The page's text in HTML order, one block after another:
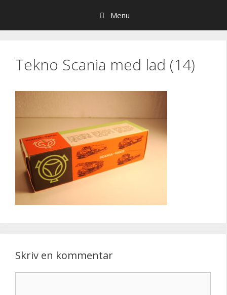
indhold
Menu
Tekno Scania med lad (14)
Skriv en kommentar